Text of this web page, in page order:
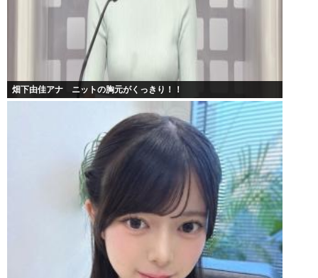
畑下由佳アナ ニットの胸元がくっきり！！